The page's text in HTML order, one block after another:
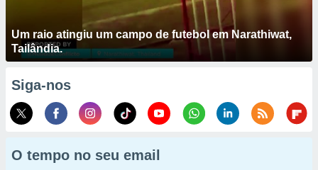
Um raio atingiu um campo de futebol em Narathiwat,
Tailândia.
Siga-nos
O tempo no seu email